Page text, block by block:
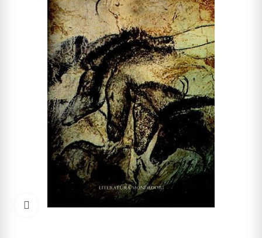
Click to enlarge